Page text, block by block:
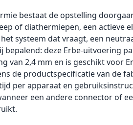
bestaat de opstelling
of diathermiepen, een actieve
systeem dat vraagt, een
deze Erbe-uitvoering
van 2,4 mm en is geschikt voor
de productspecificatie van de
per apparaat en
een andere connector of